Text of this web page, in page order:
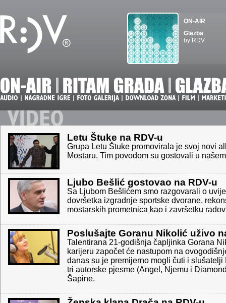
ON-AIR
Glazba
by RDV
Letu Štuke na RDV-u
Grupa Letu Štuke promovirala je svoj novi
Mostaru. Tim povodom su gostovali u
Ljubo Bešlić gostovao na RDV-u
Sa Ljubom Bešlićem smo razgovarali o
dovršetka izgradnje sportske dvorane,
mostarskih prometnica kao i završetku
Poslušajte Goranu Nikolić uživo
Talentirana 21-godišnja čapljinka Gorana
karijeru započet će nastupom na
danas su je premijerno mogli čuti i
tri autorske pjesme (Angel, Njemu i
Šapine.